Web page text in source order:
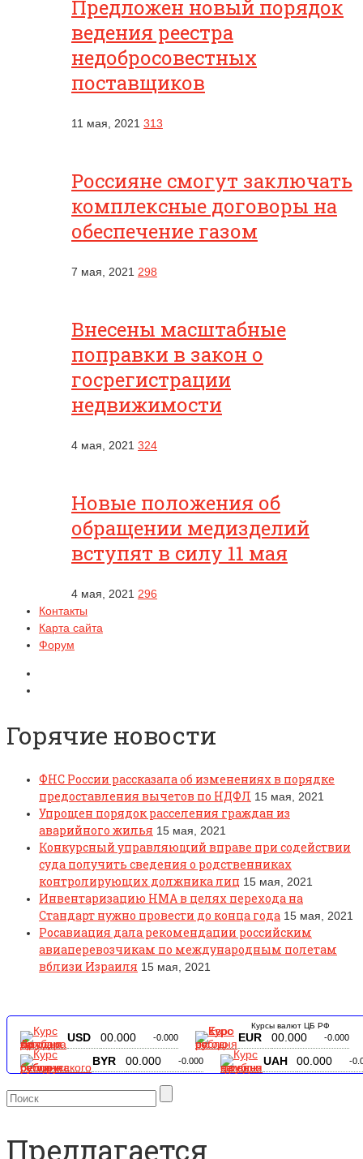
Предложен новый порядок
ведения реестра
недобросовестных
поставщиков
11 мая, 2021 313
Россияне смогут заключать
комплексные договоры на
обеспечение газом
7 мая, 2021 298
Внесены масштабные
поправки в закон о
госрегистрации
недвижимости
4 мая, 2021 324
Новые положения об
обращении медизделий
вступят в силу 11 мая
4 мая, 2021 296
Контакты
Карта сайта
Форум
Горячие новости
ФНС России рассказала об изменениях в порядке
предоставления вычетов по НДФЛ 15 мая, 2021
Упрощен порядок расселения граждан из
аварийного жилья 15 мая, 2021
Конкурсный управляющий вправе при содействии
суда получить сведения о родственниках
контролирующих должника лиц 15 мая, 2021
Инвентаризацию НМА в целях перехода на
Стандарт нужно провести до конца года 15 мая, 2021
Росавиация дала рекомендации российским
авиаперевозчикам по международным полетам
вблизи Израиля 15 мая, 2021
Курсы валют ЦБ РФ
USD 00.000 -0.000 EUR 00.000 -0.000
BYR 00.000 -0.000 UAH 00.000 -
Предлагается